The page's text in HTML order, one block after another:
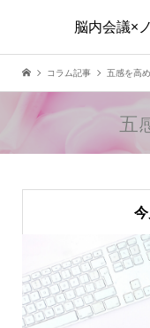
脳内会議×
コラム記事 五感を高
五